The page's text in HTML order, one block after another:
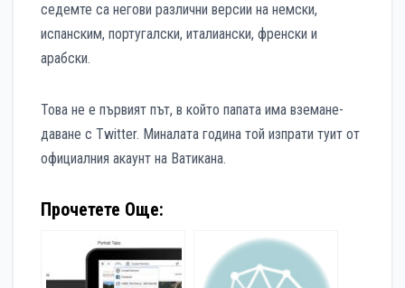
седемте са негови различни версии на немски,
испанским, португалски, италиански, френски и
арабски.
Това не е първият път, в който папата има вземане-
даване с Twitter. Миналата година той изпрати туит от
официалния акаунт на Ватикана.
Прочетете Още: